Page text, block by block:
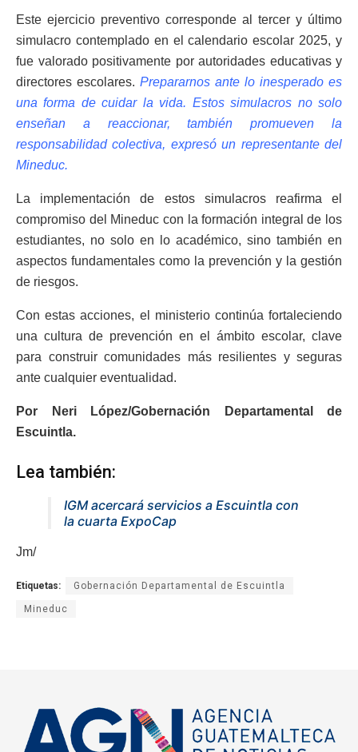
Este ejercicio preventivo corresponde al tercer y último
simulacro contemplado en el calendario escolar 2025, y
fue valorado positivamente por autoridades educativas y
directores escolares. Prepararnos ante lo inesperado es
una forma de cuidar la vida. Estos simulacros no solo
enseñan a reaccionar, también promueven la
responsabilidad colectiva, expresó un representante del
Mineduc.
La implementación de estos simulacros reafirma el
compromiso del Mineduc con la formación integral de los
estudiantes, no solo en lo académico, sino también en
aspectos fundamentales como la prevención y la gestión
de riesgos.
Con estas acciones, el ministerio continúa fortaleciendo
una cultura de prevención en el ámbito escolar, clave
para construir comunidades más resilientes y seguras
ante cualquier eventualidad.
Por Neri López/Gobernación Departamental de
Escuintla.
Lea también:
IGM acercará servicios a Escuintla con
la cuarta ExpoCap
Jm/
Etiquetas: Gobernación Departamental de Escuintla
Mineduc